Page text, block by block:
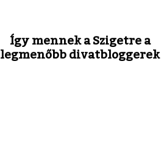
Így mennek a Szigetre a
legmenőbb divatbloggerek